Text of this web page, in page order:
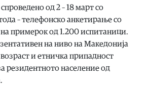
од 2 – 18 март со
– телефонско анкетирање со
примерок од 1.200 испитаници.
на ниво на Македонија
и етничка припадност
резидентното население од